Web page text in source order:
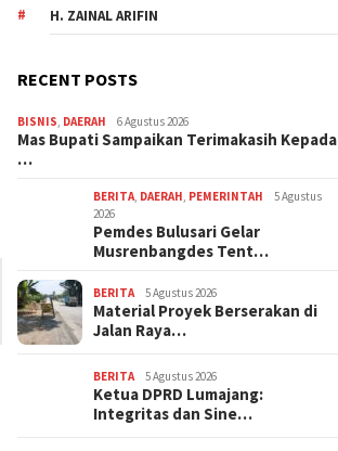
H. ZAINAL ARIFIN
RECENT POSTS
BISNIS, DAERAH 6 Agustus 2026
Mas Bupati Sampaikan Terimakasih Kepada
…
BERITA, DAERAH, PEMERINTAH
5 Agustus
2026
Pemdes Bulusari Gelar
Musrenbangdes Tent…
BERITA 5 Agustus 2026
Material Proyek Berserakan di
Jalan Raya…
BERITA 5 Agustus 2026
Ketua DPRD Lumajang:
Integritas dan Sine…